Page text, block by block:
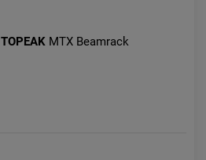
TOPEAK MTX Beamrack